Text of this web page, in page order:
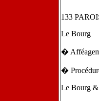
133
Le Bourg
�
�
Le Bourg